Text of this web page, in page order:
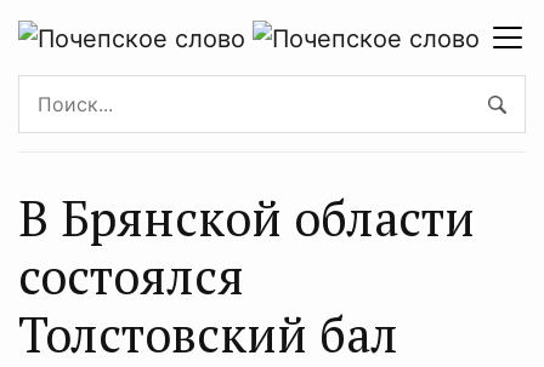
В Брянской области
состоялся
Толстовский бал